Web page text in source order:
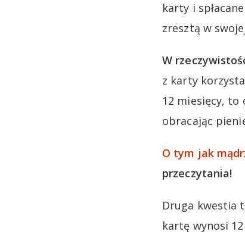
karty i
zresztą w
W
z karty
12 miesięcy, to
obracając
O tym jak
przeczytania!
Druga kwestia
kartę wynosi